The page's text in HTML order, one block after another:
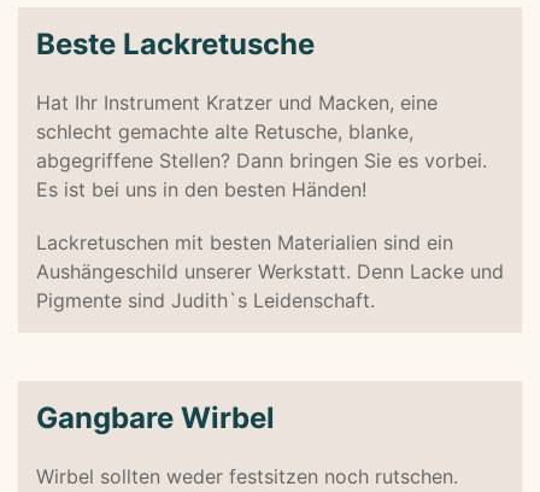
Beste Lackretusche
Hat Ihr Instrument Kratzer und Macken, eine
schlecht gemachte alte Retusche, blanke,
abgegriffene Stellen? Dann bringen Sie es vorbei.
Es ist bei uns in den besten Händen!
Lackretuschen mit besten Materialien sind ein
Aushängeschild unserer Werkstatt. Denn Lacke und
Pigmente sind Judith`s Leidenschaft.
Gangbare Wirbel
Wirbel sollten weder festsitzen noch rutschen.